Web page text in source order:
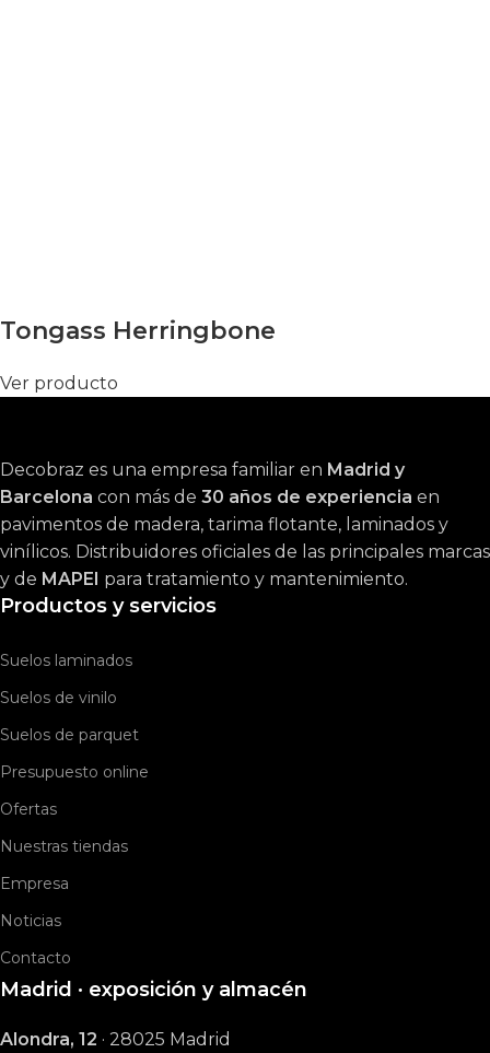
Tongass Herringbone
Ver producto
Decobraz es una empresa familiar en Madrid y
Barcelona con más de 30 años de experiencia en
pavimentos de madera, tarima flotante, laminados y
vinílicos. Distribuidores oficiales de las principales marcas
y de MAPEI para tratamiento y mantenimiento.
Productos y servicios
Suelos laminados
Suelos de vinilo
Suelos de parquet
Presupuesto online
Ofertas
Nuestras tiendas
Empresa
Noticias
Contacto
Madrid · exposición y almacén
Alondra, 12 · 28025 Madrid